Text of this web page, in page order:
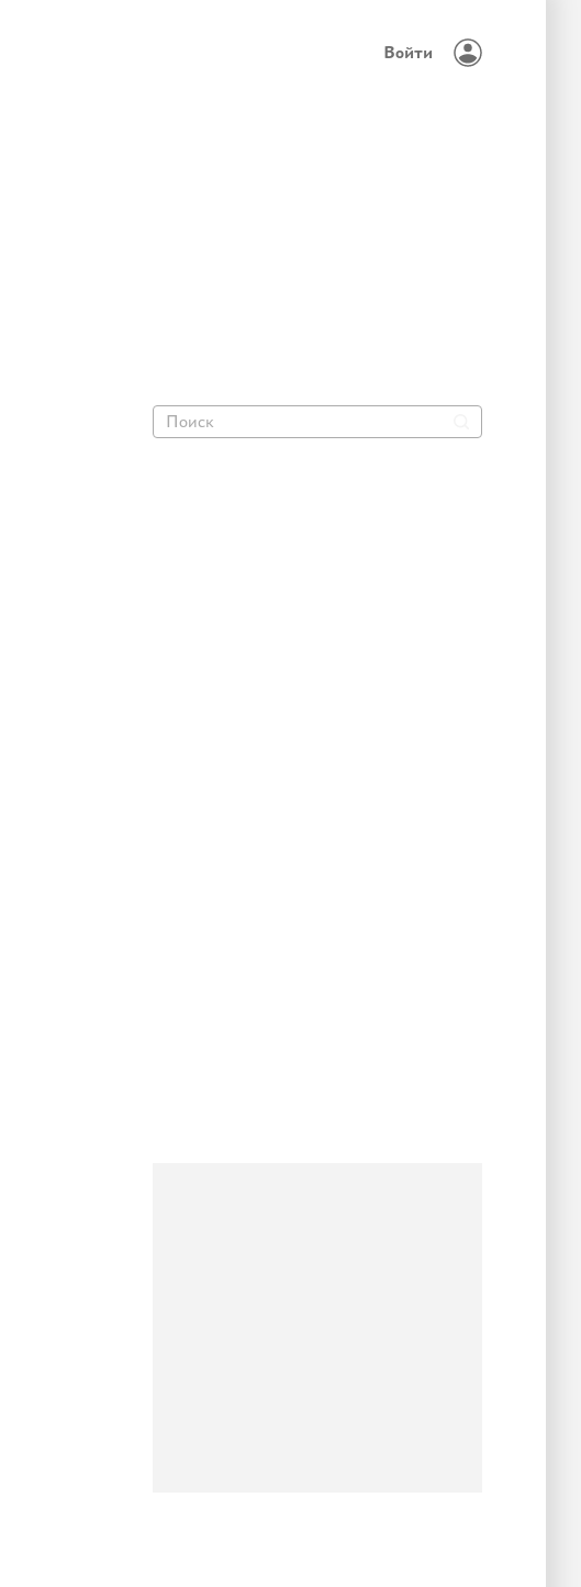
Войти